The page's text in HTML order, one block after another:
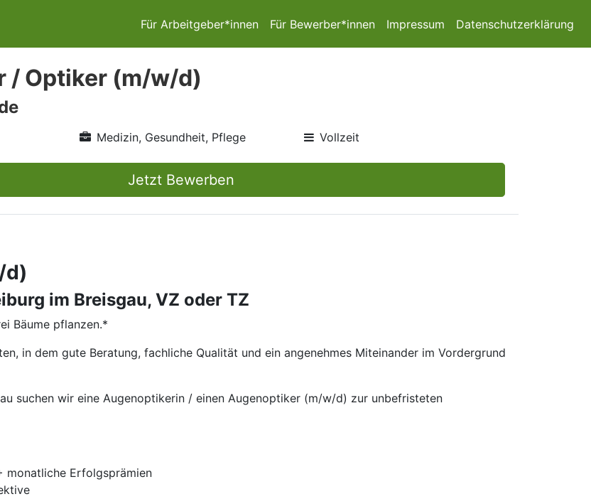
Für Arbeitgeber*innen Für Bewerber*innen Impressum Datenschutzerklärung
/ Optiker (m/w/d)
Medizin, Gesundheit, Pflege Vollzeit
Jetzt Bewerben
d)
im Breisgau, VZ oder TZ
Bäume pflanzen.*
in dem gute Beratung, fachliche Qualität und ein angenehmes Miteinander im Vordergrund
suchen wir eine Augenoptikerin / einen Augenoptiker (m/w/d) zur unbefristeten
monatliche Erfolgsprämien